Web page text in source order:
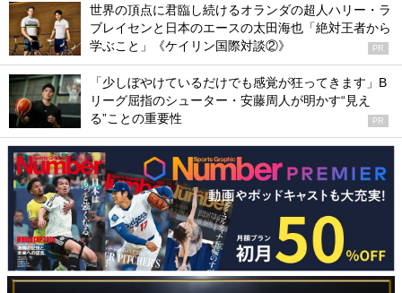
世界の頂点に君臨し続けるオランダの超人ハリー・ラ
ブレイセンと日本のエースの太田海也「絶対王者から
学ぶこと」《ケイリン国際対談②》
PR
「少しぼやけているだけでも感覚が狂ってきます」B
リーグ屈指のシューター・安藤周人が明かす“見え
る”ことの重要性
PR